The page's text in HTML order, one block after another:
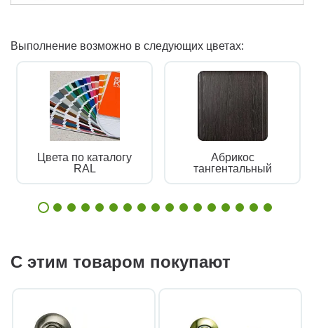
Выполнение возможно в следующих цветах:
Цвета по каталогу
RAL
Абрикос
тангентальный
С этим товаром покупают